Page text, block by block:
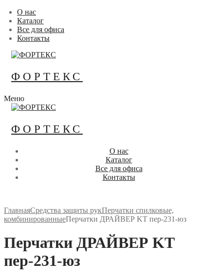
Перейти
содержимому
Меню
Закрыть
О нас
Каталог
Все для офиса
Контакты
ФОРТЕКС
Меню
ФОРТЕКС
О нас
Каталог
Все для офиса
Контакты
ГлавнаяСредства защиты рукПерчатки спилковые,
комбинированныеПерчатки ДРАЙВЕР KT пер-231-юз
Перчатки ДРАЙВЕР KT
пер-231-юз